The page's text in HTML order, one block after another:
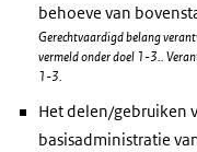
behoeve van
Gerechtvaardigd belang
vermeld onder doel 1-3..
1-3.
Het delen/gebruiken
basisadministratie